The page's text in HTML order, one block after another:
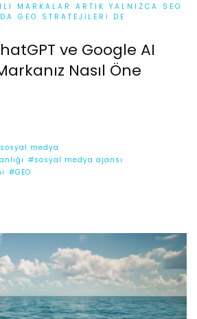
MARKALAR ARTIK YALNIZCA SEO
GEO STRATEJILERI DE
ve Google AI
Nasıl Öne
medya
#sosyal medya ajansı
#GEO